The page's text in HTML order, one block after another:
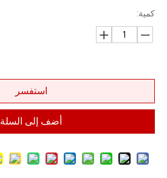
كمية:
استفسر
أضف إلى السلة